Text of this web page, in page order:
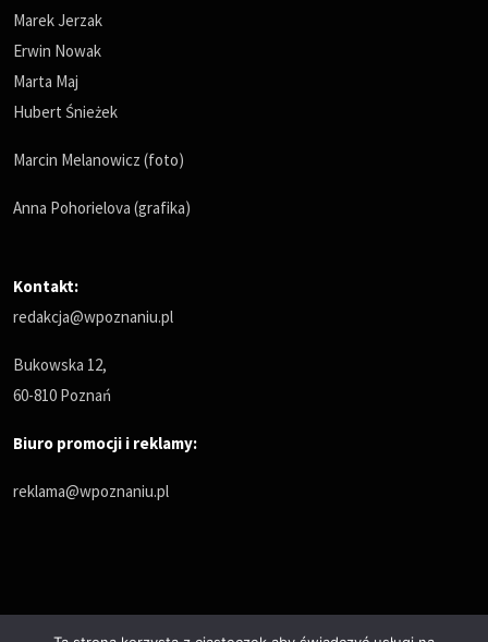
Marek Jerzak
Erwin Nowak
Marta Maj
Hubert Śnieżek
Marcin Melanowicz (foto)
Anna Pohorielova (grafika)
Kontakt:
redakcja@wpoznaniu.pl
Bukowska 12,
60-810 Poznań
Biuro promocji i reklamy:
reklama@wpoznaniu.pl